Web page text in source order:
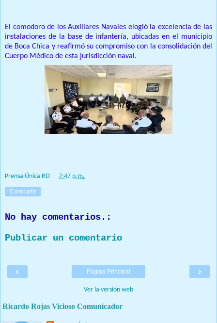
El comodoro de los Auxiliares Navales elogió la excelencia de las
instalaciones de la base de infantería, ubicadas en el municipio
de Boca Chica y reafirmó su compromiso con la consolidación del
Cuerpo Médico de esta jurisdicción naval.
Prensa Única RD 7:47 p.m.
Compartir
No hay comentarios.:
Publicar un comentario
‹ ›
Página Principal
Ver la versión web
Ricardo Rojas Vicioso Comunicador